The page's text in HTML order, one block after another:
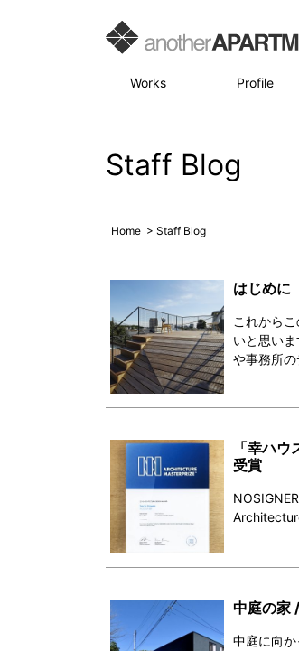
Works Profile
Staff Blog
Home > Staff Blog
はじめに
これから
いと思い
や事務所
「幸ハ
受賞
中庭の
中庭に向